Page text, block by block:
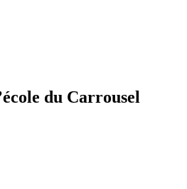
du Carrousel